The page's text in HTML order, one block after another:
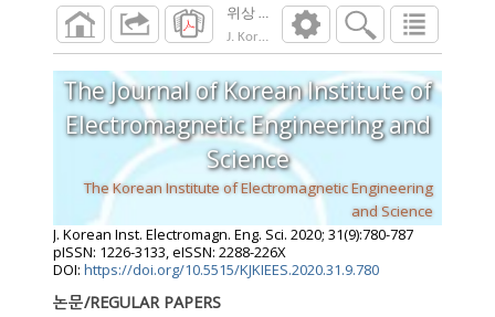
위상 합성을 이용한 펄스 추적 잡음발생
J. Korean Inst. Electromagn. Eng. Sci.
The Journal of Korean Institute of
Electromagnetic Engineering and
Science
The Korean Institute of Electromagnetic Engineering
and Science
J. Korean Inst. Electromagn. Eng. Sci. 2020; 31(9):780-787
pISSN: 1226-3133, eISSN: 2288-226X
DOI: https://doi.org/10.5515/KJKIEES.2020.31.9.780
논문/REGULAR PAPERS